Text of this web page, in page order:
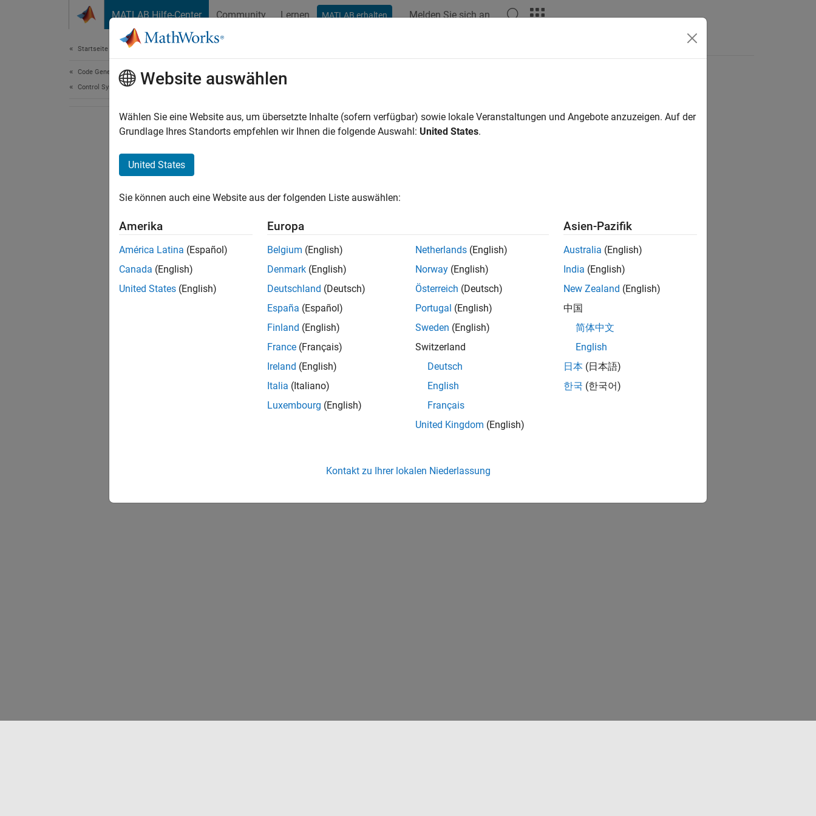
MATLAB Hilfe-Center Community Lernen MATLAB erhalten Melden Sie sich an
Startseite der Dokumentation
Code Generation
Control Systems
How useful was this information?
Website auswählen
Wählen Sie eine Website aus, um übersetzte Inhalte (sofern verfügbar) sowie lokale Veranstaltungen und Angebote anzuzeigen. Auf der
Grundlage Ihres Standorts empfehlen wir Ihnen die folgende Auswahl: United States.
United States
Sie können auch eine Website aus der folgenden Liste auswählen:
Amerika
América Latina (Español)
Canada (English)
United States (English)
Europa
Belgium (English)
Denmark (English)
Deutschland (Deutsch)
España (Español)
Finland (English)
France (Français)
Ireland (English)
Italia (Italiano)
Luxembourg (English)
Netherlands (English)
Norway (English)
Österreich (Deutsch)
Portugal (English)
Sweden (English)
Switzerland
Deutsch
English
Français
United Kingdom (English)
Asien-Pazifik
Australia (English)
India (English)
New Zealand (English)
中国
简体中文
English
日本 (日本語)
한국 (한국어)
Kontakt zu Ihrer lokalen Niederlassung